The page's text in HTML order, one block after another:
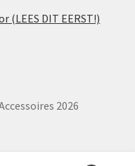
(LEES DIT EERST!)
2026